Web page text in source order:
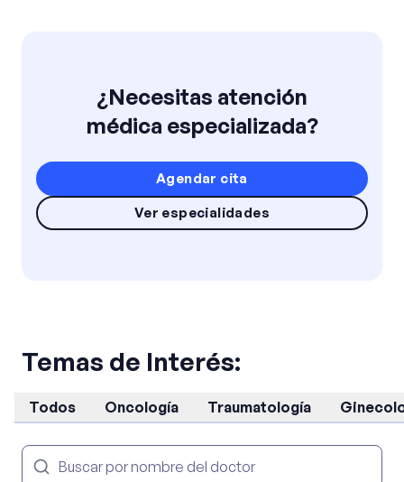
¿Necesitas atención
médica especializada?
Agendar cita
Ver especialidades
Temas de Interés:
Todos Oncología Traumatología